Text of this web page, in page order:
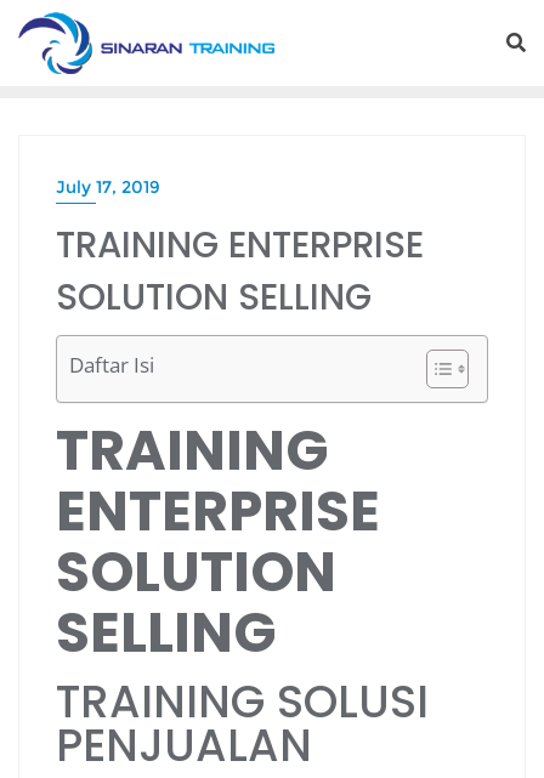
Skip
content
July 17, 2019
TRAINING ENTERPRISE
SOLUTION SELLING
Daftar Isi
TRAINING
ENTERPRISE
SOLUTION
SELLING
TRAINING SOLUSI
PENJUALAN